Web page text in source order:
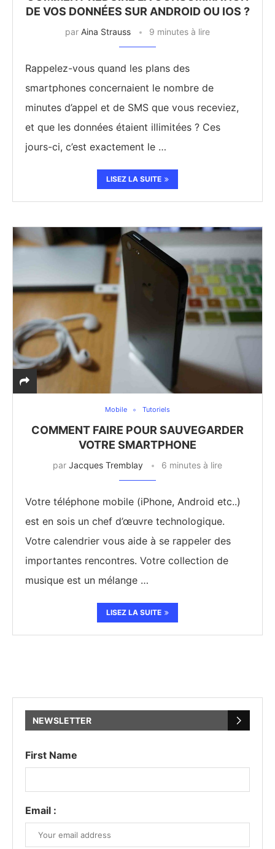
DE VOS DONNÉES SUR ANDROID OU IOS ?
par Aina Strauss 9 minutes à lire
Rappelez-vous quand les plans des
smartphones concernaient le nombre de
minutes d’appel et de SMS que vous receviez,
et que les données étaient illimitées ? Ces
jours-ci, c’est exactement le …
LISEZ LA SUITE
Mobile Tutoriels
COMMENT FAIRE POUR SAUVEGARDER
VOTRE SMARTPHONE
par Jacques Tremblay 6 minutes à lire
Votre téléphone mobile (iPhone, Android etc..)
est en sois un chef d’œuvre technologique.
Votre calendrier vous aide à se rappeler des
importantes rencontres. Votre collection de
musique est un mélange …
LISEZ LA SUITE
NEWSLETTER
First Name
Email :